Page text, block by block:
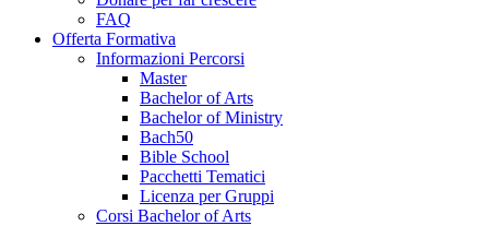
FAQ
Offerta Formativa
Informazioni Percorsi
Master
Bachelor of Arts
Bachelor of Ministry
Bach50
Bible School
Pacchetti Tematici
Licenza per Gruppi
Corsi Bachelor of Arts